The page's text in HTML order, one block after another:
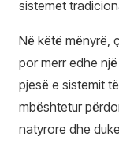
sistemet
Në këtë mënyrë,
por merr edhe
pjesë e sistemit
mbështetur
natyrore dhe